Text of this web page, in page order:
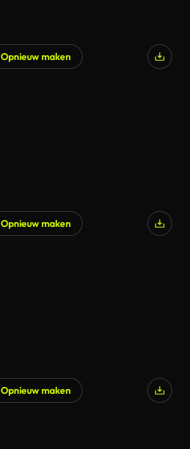
Opnieuw maken
Opnieuw maken
Opnieuw maken